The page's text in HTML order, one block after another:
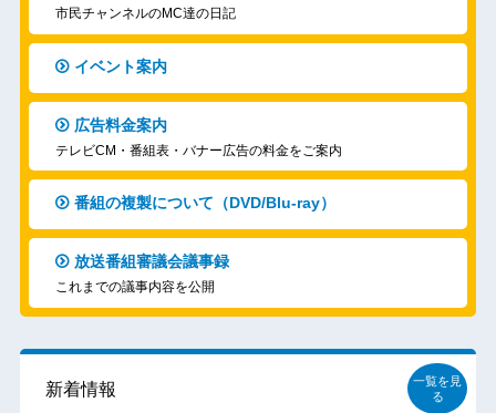
市民チャンネルのMC達の日記
イベント案内
広告料金案内
テレビCM・番組表・バナー広告の料金をご案内
番組の複製について（DVD/Blu-ray）
放送番組審議会議事録
これまでの議事内容を公開
新着情報
一覧を見
る